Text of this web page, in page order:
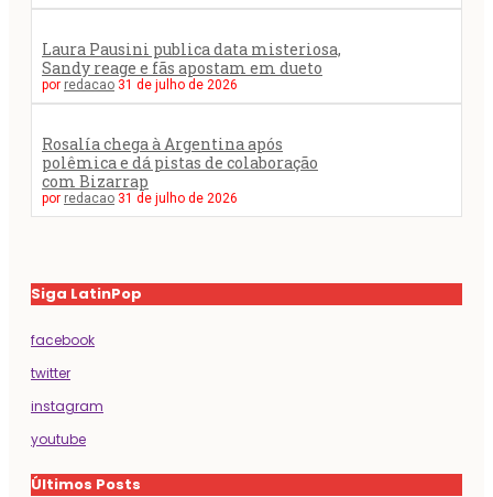
Laura Pausini publica data misteriosa,
Sandy reage e fãs apostam em dueto
por redacao 31 de julho de 2026
Rosalía chega à Argentina após
polêmica e dá pistas de colaboração
com Bizarrap
por redacao 31 de julho de 2026
Siga LatinPop
facebook
twitter
instagram
youtube
Últimos Posts